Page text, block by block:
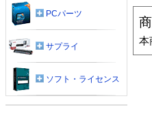
本
PCパーツ
サプライ
ソフト・ライセンス